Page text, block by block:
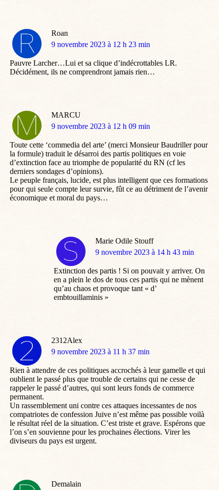
Roan
dit
9 novembre 2023 à 12 h 23 min
Pauvre Larcher…Lui et sa clique d’indécrottables LR.
Décidément, ils ne comprendront jamais rien…
MARCU
dit
9 novembre 2023 à 12 h 09 min
Toute cette ‘commedia del arte’ (merci Monsieur Baudriller pour
la formule) traduit le désarroi des partis politiques en voie
d’extinction face au triomphe de popularité du RN (cf les
derniers sondages d’opinions).
Le peuple français, lucide, est plus intelligent que ces formations
pour qui seule compte leur survie, fût ce au détriment de l’avenir
économique et moral du pays…
Marie Odile Stouff
dit
9 novembre 2023 à 14 h 43 min
Extinction des partis ! Si on pouvait y arriver. On
en a plein le dos de tous ces partis qui ne mènent
qu’au chaos et provoque tant « d’
embtouillaminis »
2312Alex
dit
9 novembre 2023 à 11 h 37 min
Rien à attendre de ces politiques accrochés à leur gamelle et qui
oublient le passé plus que trouble de certains qui ne cesse de
rappeler le passé d’autres, qui sont leurs fonds de commerce
permanent.
Un rassemblement uni contre ces attaques incessantes de nos
compatriotes de confession Juive n’est même pas possible voilà
le résultat réel de la situation. C’est triste et grave. Espérons que
l’on s’en souvienne pour les prochaines élections. Virer les
diviseurs du pays est urgent.
Demalain